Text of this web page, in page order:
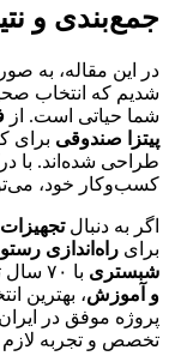
جمع‌بندی و
در این مقاله، به
شدیم که انتخاب
شما حیاتی است. از
پیتزا صندوقی برای
طراحی شده‌اند. با
کسب‌وکار خود،
اگر به دنبال
برای راه‌اندازی
شبستری با ۷۰ سال تجربه در زمینه
و آموزش
تخصص و تجربه لازم